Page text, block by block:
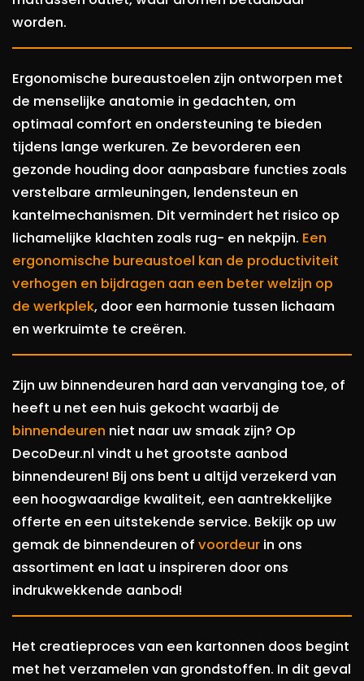
worden.
Ergonomische bureaustoelen zijn ontworpen met
de menselijke anatomie in gedachten, om
optimaal comfort en ondersteuning te bieden
tijdens lange werkuren. Ze bevorderen een
gezonde houding door aanpasbare functies zoals
verstelbare armleuningen, lendensteun en
kantelmechanismen. Dit vermindert het risico op
lichamelijke klachten zoals rug- en nekpijn. Een
ergonomische bureaustoel kan de productiviteit
verhogen en bijdragen aan een beter welzijn op
de werkplek, door een harmonie tussen lichaam
en werkruimte te creëren.
Zijn uw binnendeuren hard aan vervanging toe, of
heeft u net een huis gekocht waarbij de
binnendeuren niet naar uw smaak zijn? Op
DecoDeur.nl vindt u het grootste aanbod
binnendeuren! Bij ons bent u altijd verzekerd van
een hoogwaardige kwaliteit, een aantrekkelijke
offerte en een uitstekende service. Bekijk op uw
gemak de binnendeuren of voordeur in ons
assortiment en laat u inspireren door ons
indrukwekkende aanbod!
Het creatieproces van een kartonnen doos begint
met het verzamelen van grondstoffen. In dit geval